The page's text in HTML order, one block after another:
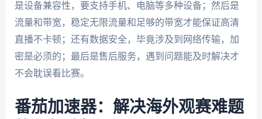
是设备兼容性，要支持手机、电脑等多种设备；然后是
流量和带宽，稳定无限流量和足够的带宽才能保证高清
直播不卡顿；还有数据安全，毕竟涉及到网络传输，加
密是必须的；最后是售后服务，遇到问题能及时解决才
不会耽误看比赛。
番茄加速器：解决海外观赛难题